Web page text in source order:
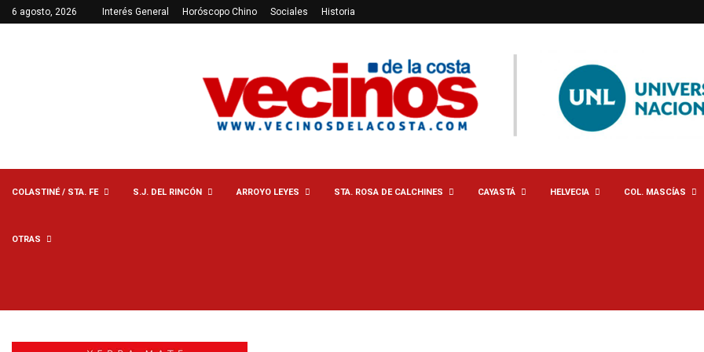
6 agosto, 2026 Interés General Horóscopo Chino Sociales Historia
COLASTINÉ / STA. FE S.J. DEL RINCÓN ARROYO LEYES STA. ROSA DE CALCHINES CAYASTÁ HELVECIA COL. MASCÍAS
OTRAS